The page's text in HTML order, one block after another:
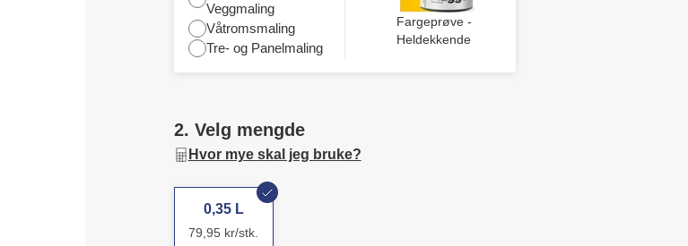
Veggmaling
Våtromsmaling
Tre- og Panelmaling
Fargeprøve -
Heldekkende
2. Velg mengde
Hvor mye skal jeg bruke?
0,35 L
79,95 kr/stk.